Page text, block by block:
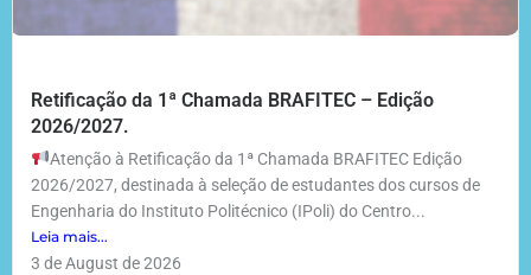
Retificação da 1ª Chamada BRAFITEC – Edição
2026/2027.
Atenção à Retificação da 1ª Chamada BRAFITEC Edição
2026/2027, destinada à seleção de estudantes dos cursos de
Engenharia do Instituto Politécnico (IPoli) do Centro...
Leia mais...
3 de August de 2026